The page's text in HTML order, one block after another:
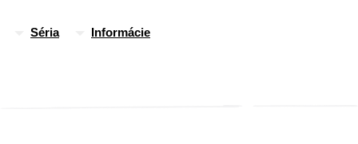
Séria Informácie